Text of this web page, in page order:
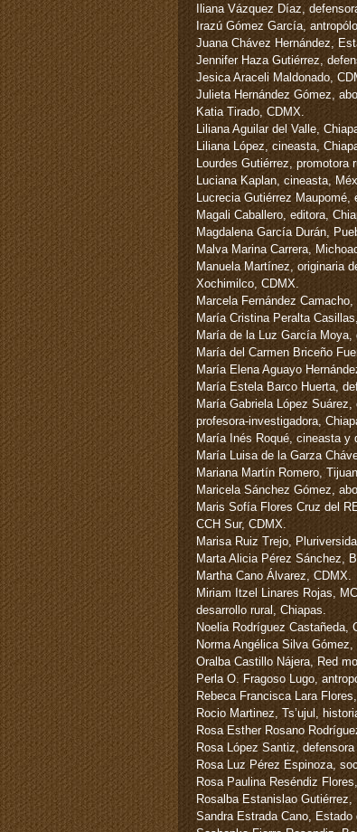
Iliana Vázquez Díaz,
Irazú Gómez García,
Juana Chávez Hernández,
Jennifer Haza Gutiérrez,
Jesica Araceli Maldonado,
Julieta Hernández Gómez,
Katia Tirado, CDMX.
Liliana Aguilar del Valle,
Liliana López, cineasta,
Lourdes Gutiérrez, promotora
Luciana Kaplan, cineasta,
Lucrecia Gutiérrez
Magali Caballero, editora,
Magdalena García Durán,
Malva Marina Carrera,
Manuela Martínez, originaria
Xochimilco, CDMX.
Marcela Fernández
María Cristina Peralta
María de la Luz García
María del Carmen Briceño
María Elena Aguayo
María Estela Barco Huerta,
María Gabriela López
profesora-investigadora,
María Inés Roqué, cineasta y
María Luisa de la Garza
Mariana Martín Romero,
Maricela Sánchez Gómez,
Maris Sofía Flores Cruz del
CCH Sur, CDMX.
Marisa Ruiz Trejo,
Marta Alicia Pérez Sánchez,
Martha Cano Álvarez, CDMX.
Miriam Itzel Linares Rojas,
desarrollo rural, Chiapas.
Noelia Rodríguez Castañeda,
Norma Angélica Silva Gómez,
Oralba Castillo Nájera, Red
Perla O. Fragoso Lugo,
Rebeca Francisca Lara
Rocio Martinez, Ts’ujul,
Rosa Esther Rosano
Rosa López Santiz,
Rosa Luz Pérez Espinoza,
Rosa Paulina Reséndiz
Rosalba Estanislao
Sandra Estrada Cano, Estado